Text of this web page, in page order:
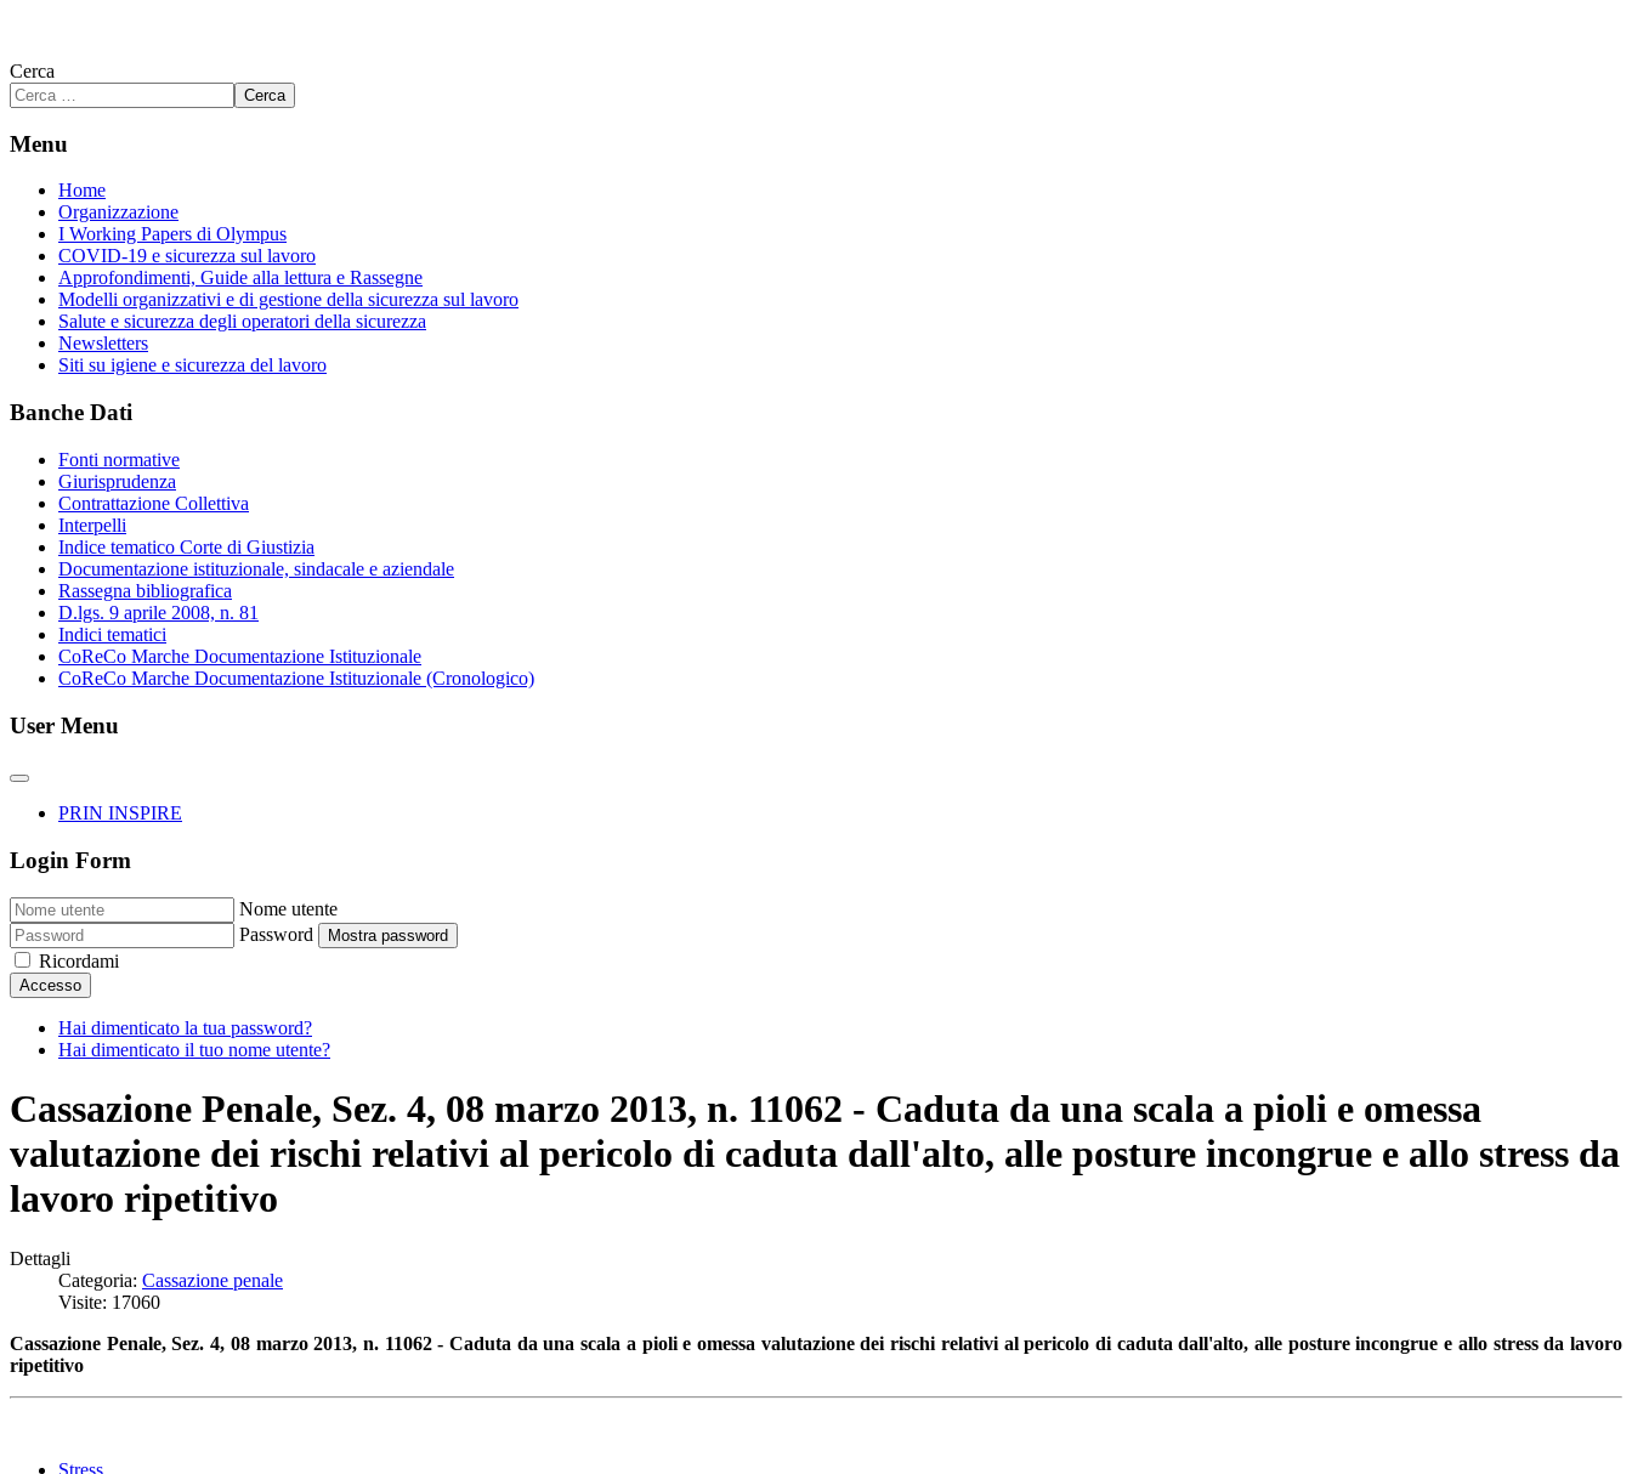
Cerca
Cerca
Menu
Home
Organizzazione
I Working Papers di Olympus
COVID-19 e sicurezza sul lavoro
Approfondimenti, Guide alla lettura e Rassegne
Modelli organizzativi e di gestione della sicurezza sul lavoro
Salute e sicurezza degli operatori della sicurezza
Newsletters
Siti su igiene e sicurezza del lavoro
Banche Dati
Fonti normative
Giurisprudenza
Contrattazione Collettiva
Interpelli
Indice tematico Corte di Giustizia
Documentazione istituzionale, sindacale e aziendale
Rassegna bibliografica
D.lgs. 9 aprile 2008, n. 81
Indici tematici
CoReCo Marche Documentazione Istituzionale
CoReCo Marche Documentazione Istituzionale (Cronologico)
User Menu
PRIN INSPIRE
Login Form
Nome utente
Password
Mostra password
Ricordami
Accesso
Hai dimenticato la tua password?
Hai dimenticato il tuo nome utente?
Cassazione Penale, Sez. 4, 08 marzo 2013, n. 11062 - Caduta da una scala a pioli e omessa
valutazione dei rischi relativi al pericolo di caduta dall'alto, alle posture incongrue e allo stress da
lavoro ripetitivo
Dettagli
Categoria: Cassazione penale
Visite: 17060
Cassazione Penale, Sez. 4, 08 marzo 2013, n. 11062 - Caduta da una scala a pioli e omessa valutazione dei rischi relativi al pericolo di caduta dall'alto, alle posture incongrue e allo stress da lavoro
ripetitivo
Stress